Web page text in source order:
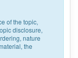
of the topic,
disclosure,
nature
the